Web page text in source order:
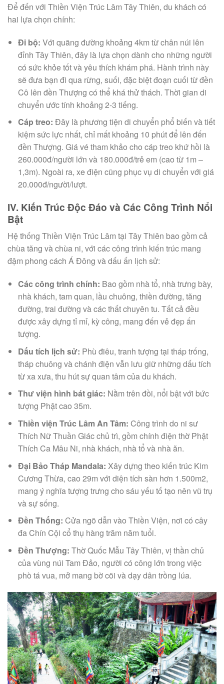
Để đến với Thiền Viện Trúc Lâm Tây Thiên, du khách có
hai lựa chọn chính:
Đi bộ: Với quãng đường khoảng 4km từ chân núi lên
đỉnh Tây Thiên, đây là lựa chọn dành cho những người
có sức khỏe tốt và yêu thích khám phá. Hành trình này
sẽ đưa bạn đi qua rừng, suối, đặc biệt đoạn cuối từ đền
Cô lên đền Thượng có thể khá thử thách. Thời gian di
chuyển ước tính khoảng 2-3 tiếng.
Cáp treo: Đây là phương tiện di chuyển phổ biến và tiết
kiệm sức lực nhất, chỉ mất khoảng 10 phút để lên đến
đền Thượng. Giá vé tham khảo cho cáp treo khứ hồi là
260.000đ/người lớn và 180.000đ/trẻ em (cao từ 1m –
1,3m). Ngoài ra, xe điện cũng phục vụ di chuyển với giá
20.000đ/người/lượt.
IV. Kiến Trúc Độc Đáo và Các Công Trình Nổi
Bật
Hệ thống Thiền Viện Trúc Lâm tại Tây Thiên bao gồm cả
chùa tăng và chùa ni, với các công trình kiến trúc mang
đậm phong cách Á Đông và dấu ấn lịch sử:
Các công trình chính: Bao gồm nhà tổ, nhà trưng bày,
nhà khách, tam quan, lầu chuông, thiền đường, tăng
đường, trai đường và các thất chuyên tu. Tất cả đều
được xây dựng tỉ mỉ, kỳ công, mang đến vẻ đẹp ấn
tượng.
Dấu tích lịch sử: Phù điêu, tranh tượng tại tháp trống,
tháp chuông và chánh điện vẫn lưu giữ những dấu tích
từ xa xưa, thu hút sự quan tâm của du khách.
Thư viện hình bát giác: Nằm trên đồi, nổi bật với bức
tượng Phật cao 35m.
Thiền viện Trúc Lâm An Tâm: Công trình do ni sư
Thích Nữ Thuần Giác chủ trì, gồm chính điện thờ Phật
Thích Ca Mâu Ni, nhà khách, nhà tổ và nhà ăn.
Đại Bảo Tháp Mandala: Xây dựng theo kiến trúc Kim
Cương Thừa, cao 29m với diện tích sàn hơn 1.500m2,
mang ý nghĩa tượng trưng cho sáu yếu tố tạo nên vũ trụ
và sự sống.
Đền Thống: Cửa ngõ dẫn vào Thiền Viện, nơi có cây
đa Chín Cội cổ thụ hàng trăm năm tuổi.
Đền Thượng: Thờ Quốc Mẫu Tây Thiên, vị thần chủ
của vùng núi Tam Đảo, người có công lớn trong việc
phò tá vua, mở mang bờ cõi và dạy dân trồng lúa.